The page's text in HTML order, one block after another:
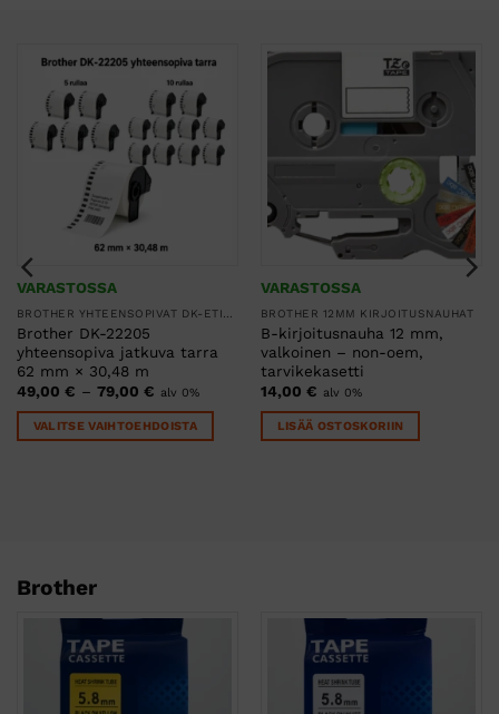
VARASTOSSA
Brother DK-22205
yhteensopiva jatkuva tarra
62 mm × 30,48 m
49,00 € – 79,00 €Hintaluokka:
-
79,00 €
alv 0%
VALITSE VAIHTOEHDOISTA
tehdä
valinnat
tuotteen
sivulla.
VARASTOSSA
BROTHER 12MM KIRJOITUSNAUHAT
B-kirjoitusnauha 12 mm,
valkoinen – non-oem,
tarvikekasetti
14,00 € alv 0%
LISÄÄ OSTOSKORIIN
Brother